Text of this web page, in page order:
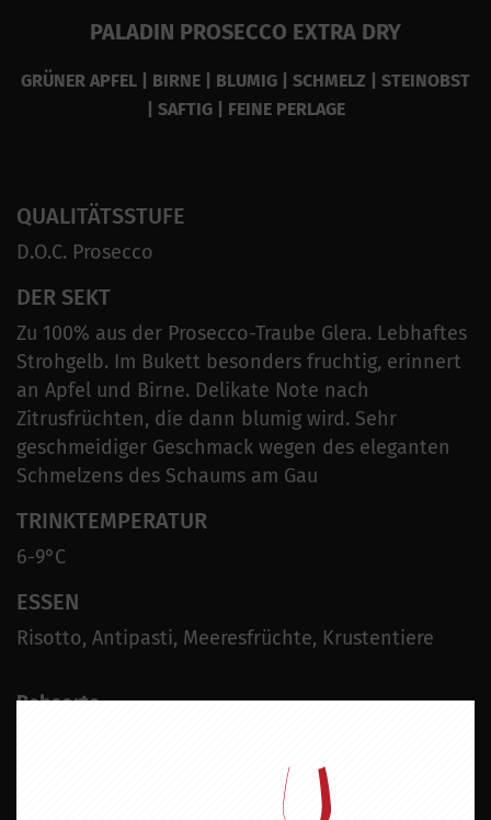
PALADIN PROSECCO EXTRA DRY
GRÜNER APFEL | BIRNE | BLUMIG | SCHMELZ | STEINOBST
| SAFTIG | FEINE PERLAGE
QUALITÄTSSTUFE
D.O.C. Prosecco
DER SEKT
Zu 100% aus der Prosecco-Traube Glera. Lebhaftes
Strohgelb. Im Bukett besonders fruchtig, erinnert
an Apfel und Birne. Delikate Note nach
Zitrusfrüchten, die dann blumig wird. Sehr
geschmeidiger Geschmack wegen des eleganten
Schmelzens des Schaums am Gau
TRINKTEMPERATUR
6-9°C
ESSEN
Risotto, Antipasti, Meeresfrüchte, Krustentiere
Rebsorte